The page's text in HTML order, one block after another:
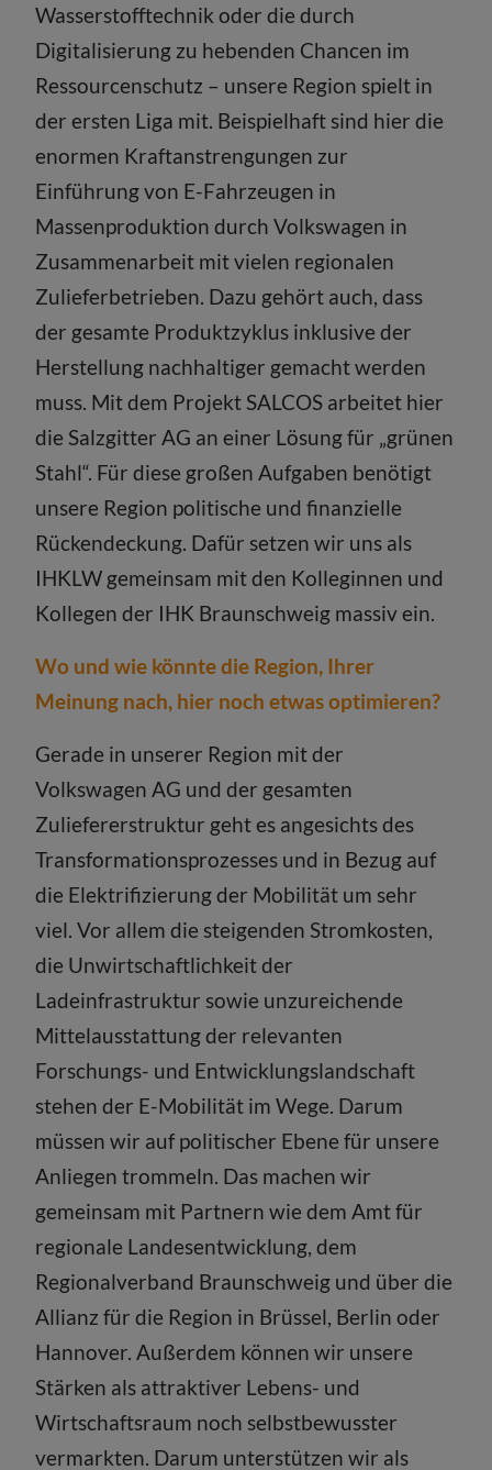
Wasserstofftechnik oder die durch
Digitalisierung zu hebenden Chancen im
Ressourcenschutz – unsere Region spielt in
der ersten Liga mit. Beispielhaft sind hier die
enormen Kraftanstrengungen zur
Einführung von E-Fahrzeugen in
Massenproduktion durch Volkswagen in
Zusammenarbeit mit vielen regionalen
Zulieferbetrieben. Dazu gehört auch, dass
der gesamte Produktzyklus inklusive der
Herstellung nachhaltiger gemacht werden
muss. Mit dem Projekt SALCOS arbeitet hier
die Salzgitter AG an einer Lösung für „grünen
Stahl“. Für diese großen Aufgaben benötigt
unsere Region politische und finanzielle
Rückendeckung. Dafür setzen wir uns als
IHKLW gemeinsam mit den Kolleginnen und
Kollegen der IHK Braunschweig massiv ein.
Wo und wie könnte die Region, Ihrer
Meinung nach, hier noch etwas optimieren?
Gerade in unserer Region mit der
Volkswagen AG und der gesamten
Zuliefererstruktur geht es angesichts des
Transformationsprozesses und in Bezug auf
die Elektrifizierung der Mobilität um sehr
viel. Vor allem die steigenden Stromkosten,
die Unwirtschaftlichkeit der
Ladeinfrastruktur sowie unzureichende
Mittelausstattung der relevanten
Forschungs- und Entwicklungslandschaft
stehen der E-Mobilität im Wege. Darum
müssen wir auf politischer Ebene für unsere
Anliegen trommeln. Das machen wir
gemeinsam mit Partnern wie dem Amt für
regionale Landesentwicklung, dem
Regionalverband Braunschweig und über die
Allianz für die Region in Brüssel, Berlin oder
Hannover. Außerdem können wir unsere
Stärken als attraktiver Lebens- und
Wirtschaftsraum noch selbstbewusster
vermarkten. Darum unterstützen wir als